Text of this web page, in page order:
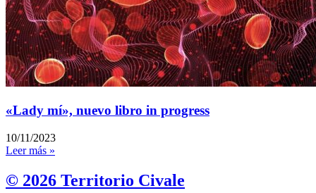
«Lady mí», nuevo libro in progress
10/11/2023
Leer más »
© 2026 Territorio Civale